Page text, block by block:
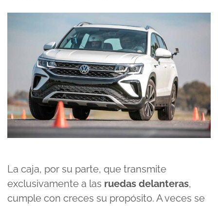
La caja, por su parte, que transmite
exclusivamente a las ruedas delanteras,
cumple con creces su propósito. A veces se